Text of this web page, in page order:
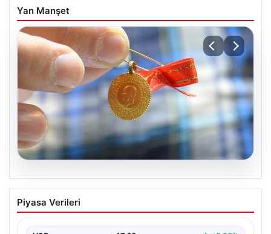
Yan Manşet
Altın fiyatları canlı 8 Nisan 2026: Altın
fiyatları ne kadar oldu? Gram, çeyrek,
Piyasa Verileri